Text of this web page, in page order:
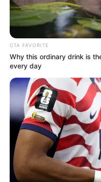
ACTIVAR AHORA
TEMAS
EMERGENCIAS POR
METRO DE
ELECCIONES
MARINILLA -
YONDÓ -
CTA FAVORITE
Why this ordinary drink is
every day